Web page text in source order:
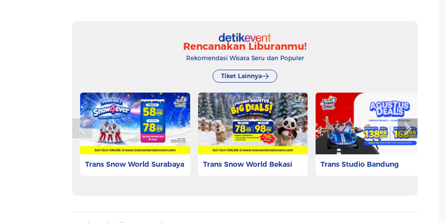
Rencanakan Liburanmu!
Rekomendasi Wisata Seru dan Populer
Tiket Lainnya
Trans Snow World Surabaya Trans Snow World Bekasi Trans Studio Bandung